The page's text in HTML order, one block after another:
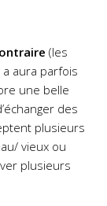
(les
a aura parfois
une belle
des
plusieurs
vieux ou
plusieurs